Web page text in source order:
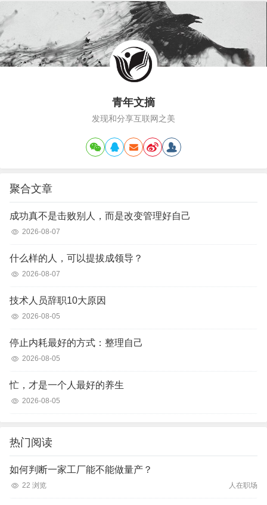
降低材料钱。(二)、算出材料费在设计师画出图纸
后，业主就要…
青年文摘
发现和分享互联网之美
聚合文章
成功真不是击败别人，而是改变管理好自己
2026-08-07
什么样的人，可以提拔成领导？
2026-08-07
技术人员辞职10大原因
2026-08-05
停止内耗最好的方式：整理自己
2026-08-05
忙，才是一个人最好的养生
2026-08-05
热门阅读
如何判断一家工厂能不能做量产？
22 浏览 人在职场